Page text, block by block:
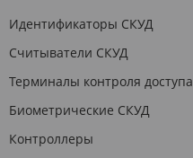
Идентификаторы СКУД
Считыватели СКУД
Терминалы контроля доступа
Биометрические СКУД
Контроллеры